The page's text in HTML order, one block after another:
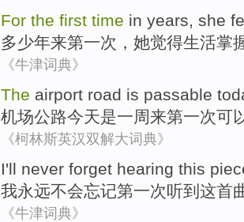
For the first time in years, she
多少年来第一次 ， 她觉得生活掌
《牛津词典》
The airport road is passable
机场公路今天是一周来第一次可
《柯林斯英汉双解大词典》
I'll never forget hearing this
我永远不会忘记第一次听到 这首
《牛津词典》